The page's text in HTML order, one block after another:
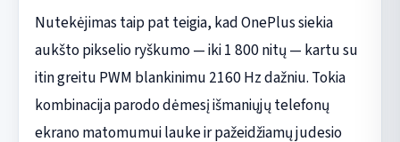
Nutekėjimas taip pat teigia, kad OnePlus siekia
aukšto pikselio ryškumo — iki 1 800 nitų — kartu su
itin greitu PWM blankinimu 2160 Hz dažniu. Tokia
kombinacija parodo dėmesį išmaniųjų telefonų
ekrano matomumui lauke ir pažeidžiamų judesio